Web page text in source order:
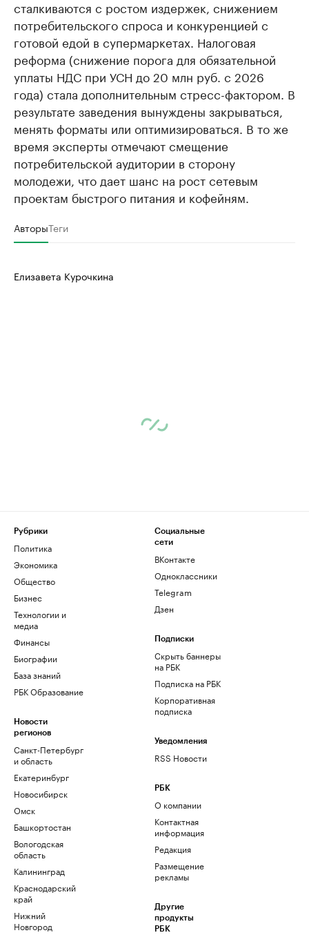
сталкиваются с ростом издержек, снижением
потребительского спроса и конкуренцией с
готовой едой в супермаркетах. Налоговая
реформа (снижение порога для обязательной
уплаты НДС при УСН до 20 млн руб. с 2026
года) стала дополнительным стресс-фактором. В
результате заведения вынуждены закрываться,
менять форматы или оптимизироваться. В то же
время эксперты отмечают смещение
потребительской аудитории в сторону
молодежи, что дает шанс на рост сетевым
проектам быстрого питания и кофейням.
АвторыТеги
Елизавета Курочкина
Рубрики
Политика
Экономика
Общество
Бизнес
Технологии и
медиа
Финансы
Биографии
База знаний
РБК Образование
Новости
регионов
Санкт-Петербург
и область
Екатеринбург
Новосибирск
Омск
Башкортостан
Вологодская
область
Калининград
Краснодарский
край
Нижний
Новгород
Социальные
сети
ВКонтакте
Одноклассники
Telegram
Дзен
Подписки
Скрыть баннеры
на РБК
Подписка на РБК
Корпоративная
подписка
Уведомления
RSS Новости
РБК
О компании
Контактная
информация
Редакция
Размещение
рекламы
Другие
продукты
РБК